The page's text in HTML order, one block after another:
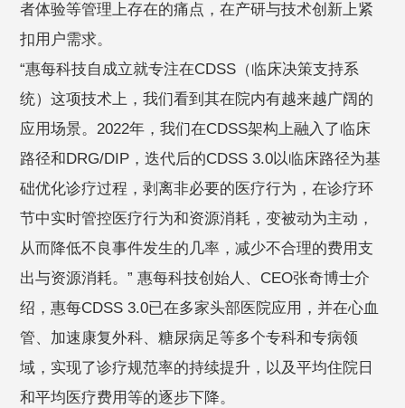
者体验等管理上存在的痛点，在产研与技术创新上紧
扣用户需求。
“惠每科技自成立就专注在CDSS（临床决策支持系
统）这项技术上，我们看到其在院内有越来越广阔的
应用场景。2022年，我们在CDSS架构上融入了临床
路径和DRG/DIP，迭代后的CDSS 3.0以临床路径为基
础优化诊疗过程，剥离非必要的医疗行为，在诊疗环
节中实时管控医疗行为和资源消耗，变被动为主动，
从而降低不良事件发生的几率，减少不合理的费用支
出与资源消耗。” 惠每科技创始人、CEO张奇博士介
绍，惠每CDSS 3.0已在多家头部医院应用，并在心血
管、加速康复外科、糖尿病足等多个专科和专病领
域，实现了诊疗规范率的持续提升，以及平均住院日
和平均医疗费用等的逐步下降。